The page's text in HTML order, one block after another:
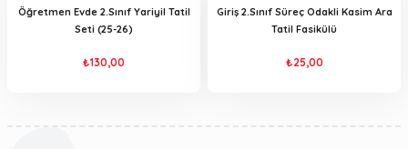
Öğretmen Evde 2.Sınıf Yariyil Tatil
Seti (25-26)
₺130,00
Giriş 2.Sınıf Süreç Odakli Kasim Ara
Tatil Fasikülü
₺25,00